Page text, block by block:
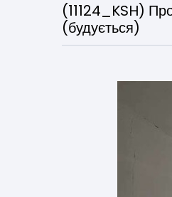
(11124_KSH)
(будується)